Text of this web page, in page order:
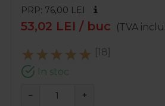
PRP: 76,00 LEI
53,02 LEI / buc (TVA
[18]
In stoc
− +